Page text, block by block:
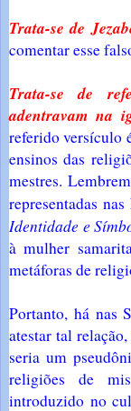
Trata-se de
comentar esse
Trata-se de
adentravam na
referido versículo
ensinos das
mestres.
representadas
Identidade e
à mulher
metáforas de
Portanto, há nas
atestar tal
seria um
religiões de
introduzido no